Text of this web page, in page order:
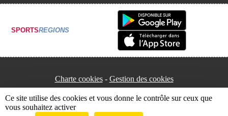
SPORTSREGIONS
Charte cookies Gestion des cookies
Ce site utilise des cookies et vous donne le contrôle sur ceux que
vous souhaitez activer